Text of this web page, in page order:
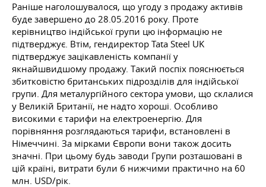
Раніше наголошувалося, що угоду з продажу активів
буде завершено до 28.05.2016 року. Проте
керівництво індійської групи цю інформацію не
підтверджує. Втім, гендиректор Tata Steel UK
підтверджує зацікавленість компанії у
якнайшвидшому продажу. Такий поспіх пояснюється
збитковістю британських підрозділів для індійської
групи. Для металургійного сектора умови, що склалися
у Великій Британії, не надто хороші. Особливо
високими є тарифи на електроенергію. Для
порівняння розглядаються тарифи, встановлені в
Німеччині. За мірками Європи вони також досить
значні. При цьому будь заводи Групи розташовані в
цій країні, витрати були б нижчими практично на 60
млн. USD/рік.